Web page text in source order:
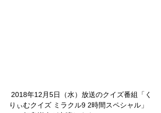
りぃむクイズ ミラクル9 2時間スペシャル」